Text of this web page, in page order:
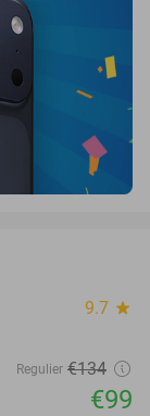
9.7 star
Regulier €134
€99